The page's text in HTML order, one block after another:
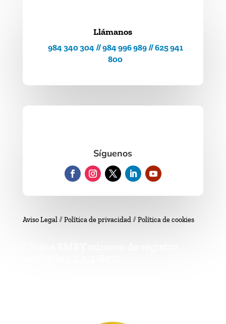
Llámanos
984 340 304 // 984 996 989 // 625 941
800
Síguenos
Aviso Legal//Política de privacidad//Política de cookies